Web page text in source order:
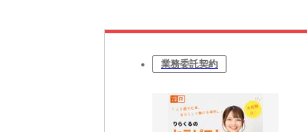
業務委託契約